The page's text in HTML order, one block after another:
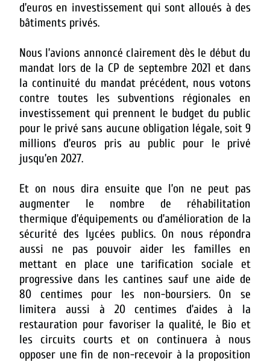
d’euros en investissement qui sont alloués à des
bâtiments privés.
Nous l’avions annoncé clairement dès le début du
mandat lors de la CP de septembre 2021 et dans
la continuité du mandat précédent, nous votons
contre toutes les subventions régionales en
investissement qui prennent le budget du public
pour le privé sans aucune obligation légale, soit 9
millions d’euros pris au public pour le privé
jusqu’en 2027.
Et on nous dira ensuite que l’on ne peut pas
augmenter le nombre de réhabilitation
thermique d’équipements ou d’amélioration de la
sécurité des lycées publics. On nous répondra
aussi ne pas pouvoir aider les familles en
mettant en place une tarification sociale et
progressive dans les cantines sauf une aide de
80 centimes pour les non-boursiers. On se
limitera aussi à 20 centimes d’aides à la
restauration pour favoriser la qualité, le Bio et
les circuits courts et on continuera à nous
opposer une fin de non-recevoir à la proposition